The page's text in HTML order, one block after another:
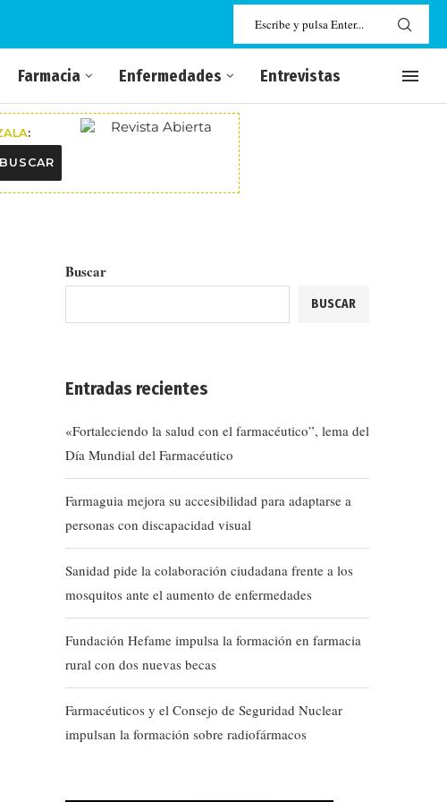
Farmacia Enfermedades Entrevistas
:
BUSCAR
Buscar
BUSCAR
Entradas recientes
«Fortaleciendo la salud con el farmacéutico”, lema del
Día Mundial del Farmacéutico
Farmaguia mejora su accesibilidad para adaptarse a
personas con discapacidad visual
Sanidad pide la colaboración ciudadana frente a los
mosquitos ante el aumento de enfermedades
Fundación Hefame impulsa la formación en farmacia
rural con dos nuevas becas
Farmacéuticos y el Consejo de Seguridad Nuclear
impulsan la formación sobre radiofármacos